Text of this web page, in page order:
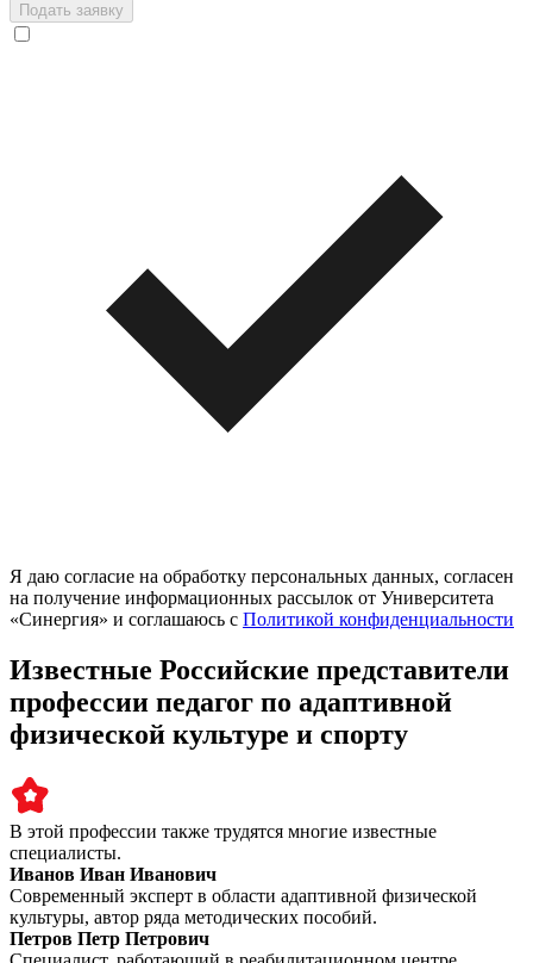
Подать заявку
Я даю согласие на обработку персональных данных, согласен
на получение информационных рассылок от Университета
«Синергия» и соглашаюсь c Политикой конфиденциальности
Известные Российские представители
профессии педагог по адаптивной
физической культуре и спорту
В этой профессии также трудятся многие известные
специалисты.
Иванов Иван Иванович
Современный эксперт в области адаптивной физической
культуры, автор ряда методических пособий.
Петров Петр Петрович